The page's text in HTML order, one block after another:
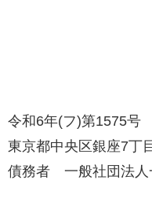
令和6年(フ)第1575号
東京都中央区銀座7丁
債務者 一般社団法人